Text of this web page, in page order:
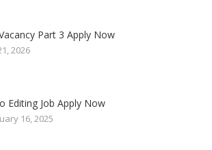
Part 3 Apply Now
2026
Editing Job Apply Now
16, 2025